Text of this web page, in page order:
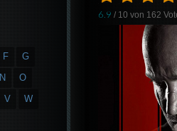
6.9 / 10 von 162
F
G
N
O
V
W